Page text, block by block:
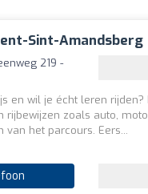
Sint-Amandsberg
219 -
en wil je écht leren rijden?
rijbewijzen zoals auto,
het parcours. Eers...